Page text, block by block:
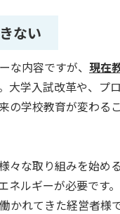
ない
な内容ですが、 現在
大学入試改革や、プ
の学校教育が変わる
々な取り組みを始め
ネルギーが必要です
かれてきた経営者様